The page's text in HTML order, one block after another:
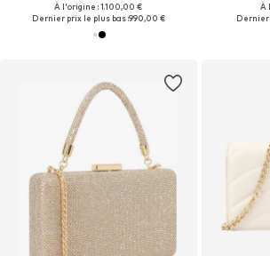
À l'origine : 1.100,00 €
Dernier prix le plus bas :990,00 €
À
Dernier